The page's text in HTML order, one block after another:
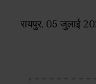
रायपुर, 05 जुलाई